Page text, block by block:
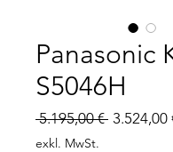
Panasonic
S5046H
5.195,00 € 3.524,00
exkl. MwSt.